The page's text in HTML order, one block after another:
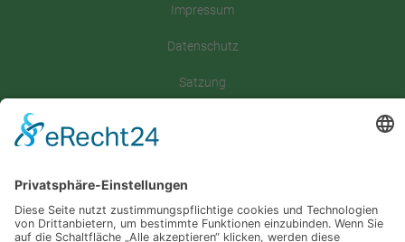
Impressum
Datenschutz
Satzung
Spenden